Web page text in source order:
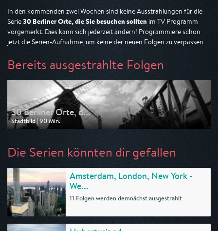
In den kommenden zwei Wochen sind keine Ausstrahlungen für die
Serie30 Berliner Orte, die Sie besuchen sollten im TV Programm
vorgemerkt. Dies kann sich jederzeit ändern! Programmiere schon
jetzt die Serien-Aufnahme, um keine der neuen Folgen zu verpassen.
Bereits ausgestrahlte Folgen
30 Berliner Orte, d...
Stadtbild | 90 Min.
Ausgestrahlt von rbb
Die Serien könnten dir gefallen
Amsterdam, London, New York -
We...
11 Folgen werden demnächst ausgestrahlt